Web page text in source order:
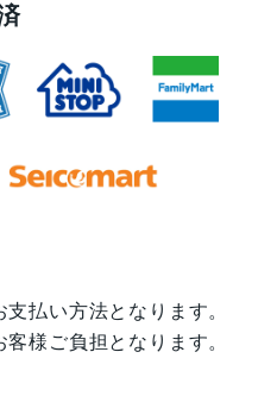
払い方法となります。
様ご負担となります。